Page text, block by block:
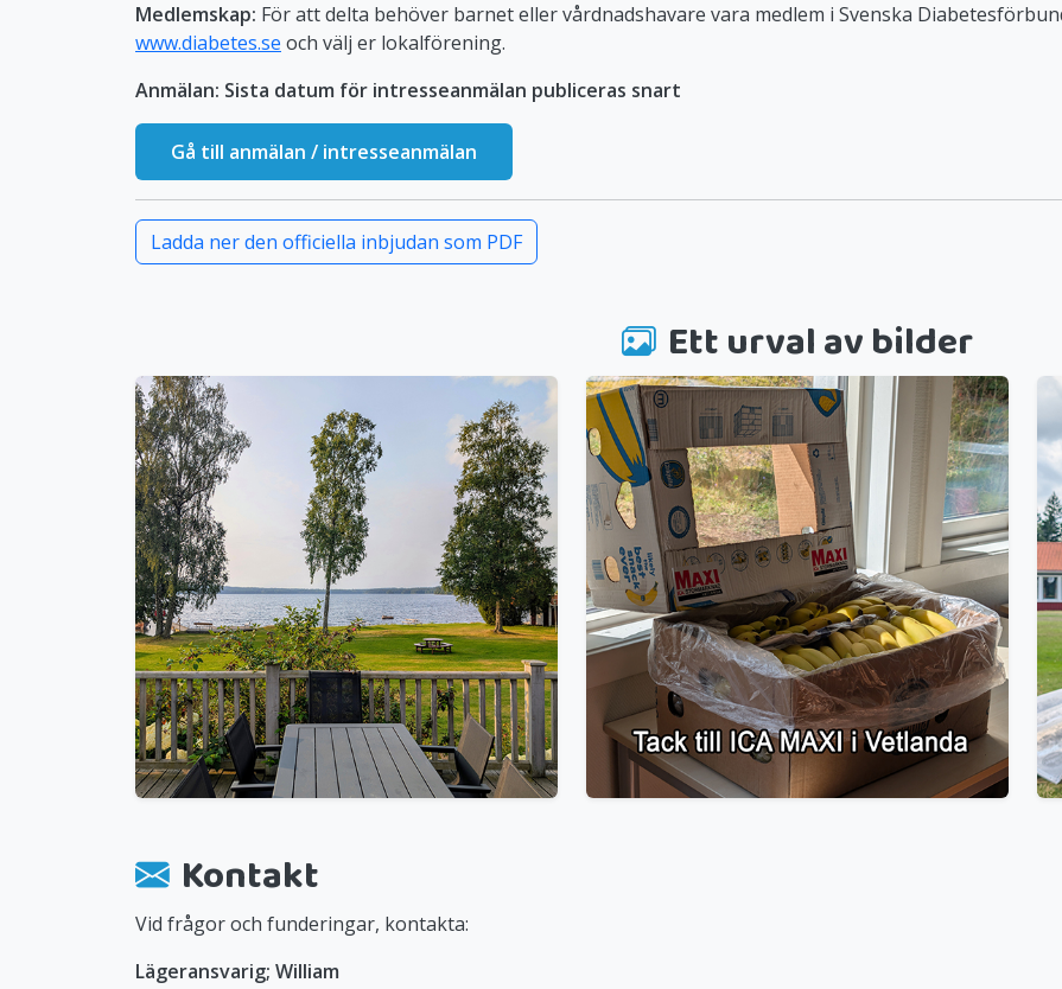
Medlemskap: För att delta behöver barnet eller vårdnadshavare vara medlem i Svenska
www.diabetes.se och välj er lokalförening.
Anmälan: Sista datum för intresseanmälan publiceras snart
Gå till anmälan / intresseanmälan
Ladda ner den officiella inbjudan som PDF
Ett urval av bilder
Kontakt
Vid frågor och funderingar, kontakta:
Lägeransvarig; William